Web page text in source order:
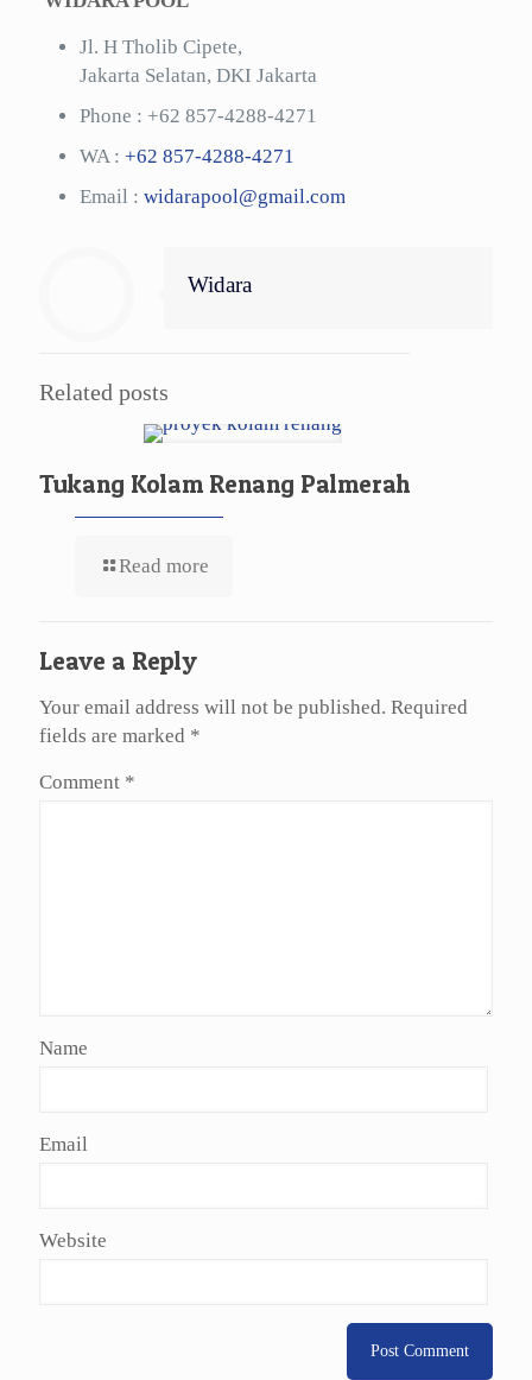
Jl. H Tholib Cipete,
Jakarta Selatan, DKI Jakarta
Phone : +62 857-4288-4271
WA : +62 857-4288-4271
Email : widarapool@gmail.com
Widara
Related posts
Tukang Kolam Renang Palmerah
Read more
Leave a Reply
Your email address will not be published. Required
fields are marked *
Comment *
Name
Email
Website